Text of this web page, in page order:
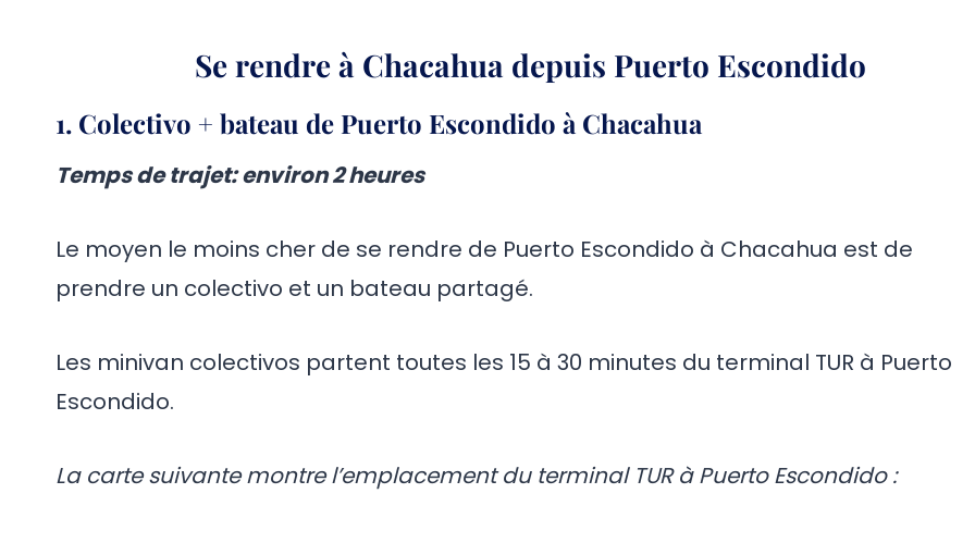
Se rendre à Chacahua depuis Puerto Escondido
1. Colectivo + bateau de Puerto Escondido à Chacahua
Temps de trajet: environ 2 heures
Le moyen le moins cher de se rendre de Puerto Escondido à Chacahua est de
prendre un colectivo et un bateau partagé.
Les minivan colectivos partent toutes les 15 à 30 minutes du terminal TUR à Puerto
Escondido.
La carte suivante montre l’emplacement du terminal TUR à Puerto Escondido :